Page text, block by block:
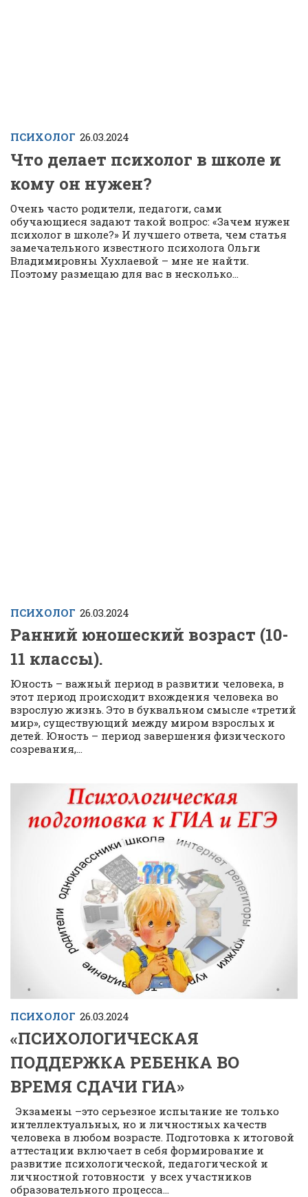
ПСИХОЛОГ 26.03.2024
Что делает психолог в школе и
кому он нужен?
Очень часто родители, педагоги, сами
обучающиеся задают такой вопрос: «Зачем нужен
психолог в школе?» И лучшего ответа, чем статья
замечательного известного психолога Ольги
Владимировны Хухлаевой – мне не найти.
Поэтому размещаю для вас в несколько...
ПСИХОЛОГ 26.03.2024
Ранний юношеский возраст (10-
11 классы).
Юность – важный период в развитии человека, в
этот период происходит вхождения человека во
взрослую жизнь. Это в буквальном смысле «третий
мир», существующий между миром взрослых и
детей. Юность – период завершения физического
созревания,...
ПСИХОЛОГ 26.03.2024
«ПСИХОЛОГИЧЕСКАЯ
ПОДДЕРЖКА РЕБЕНКА ВО
ВРЕМЯ СДАЧИ ГИА»
Экзамены –это серьезное испытание не только
интеллектуальных, но и личностных качеств
человека в любом возрасте. Подготовка к итоговой
аттестации включает в себя формирование и
развитие психологической, педагогической и
личностной готовности у всех участников
образовательного процесса...